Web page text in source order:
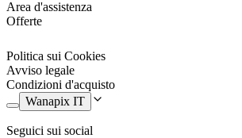
preferisci, puoi goderti il tuo caffè in modo
Area d'assistenza
Offerte
Politica sui Cookies
Avviso legale
Condizioni d'acquisto
Wanapix IT
Seguici sui social